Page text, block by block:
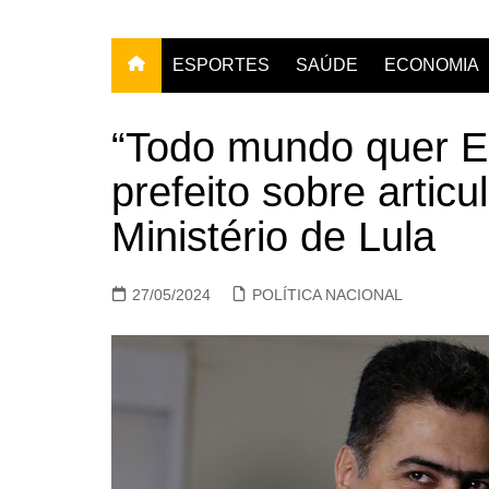
ESPORTES SAÚDE ECONOMIA
“Todo mundo quer
prefeito sobre
Ministério de Lula
27/05/2024 POLÍTICA NACIONAL